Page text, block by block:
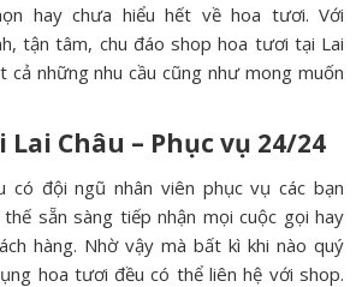
hay chưa hiểu hết về hoa tươi. Với
tận tâm, chu đáo shop hoa tươi tại Lai
cả những nhu cầu cũng như mong muốn
Châu – Phục vụ 24/24
có đội ngũ nhân viên phục vụ các bạn
sẵn sàng tiếp nhận mọi cuộc gọi hay
hàng. Nhờ vậy mà bất kì khi nào quý
hoa tươi đều có thể liên hệ với shop.